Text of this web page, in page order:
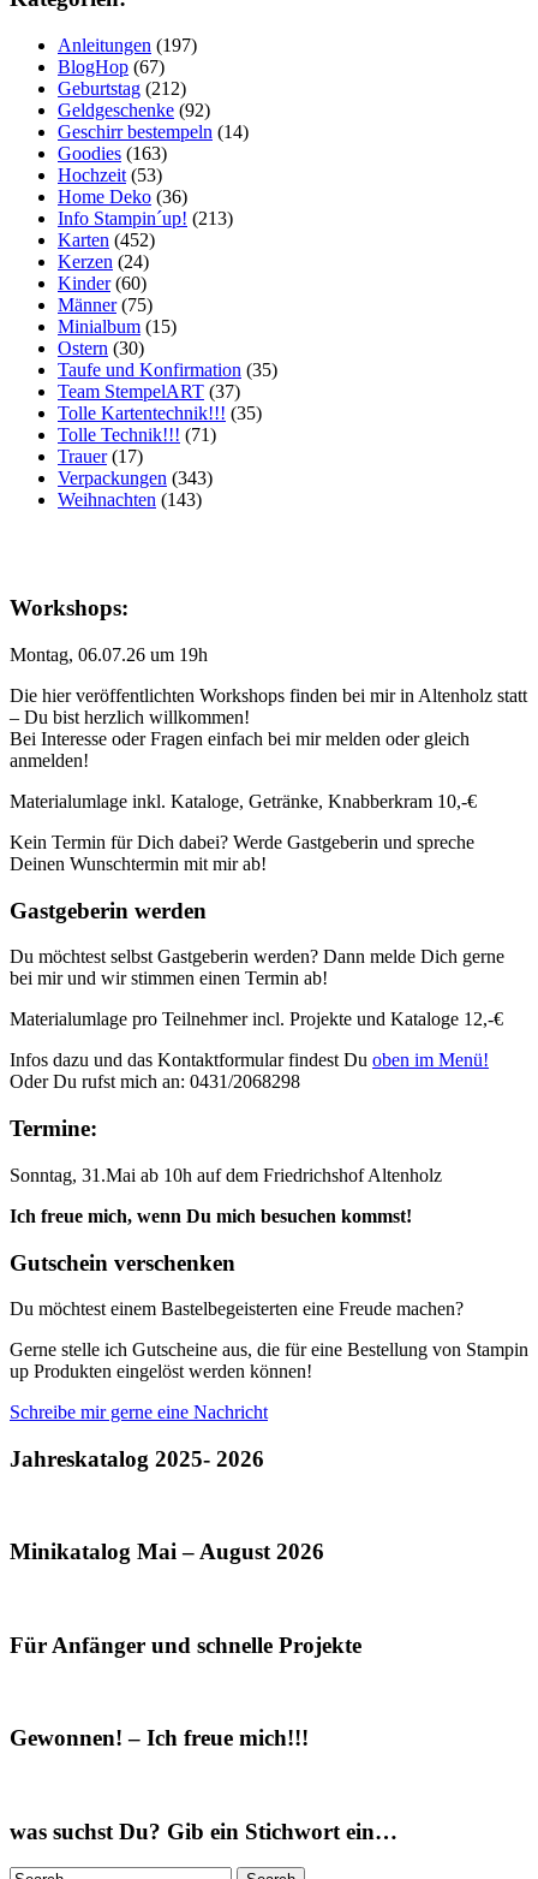
Anleitungen (197)
BlogHop (67)
Geburtstag (212)
Geldgeschenke (92)
Geschirr bestempeln (14)
Goodies (163)
Hochzeit (53)
Home Deko (36)
Info Stampin´up! (213)
Karten (452)
Kerzen (24)
Kinder(60)
Männer(75)
Minialbum (15)
Ostern (30)
Taufe und Konfirmation (35)
Team StempelART (37)
Tolle Kartentechnik!!! (35)
Tolle Technik!!! (71)
Trauer(17)
Verpackungen (343)
Weihnachten (143)
Workshops:
Montag, 06.07.26 um 19h
Die hier veröffentlichten Workshops finden bei mir in Altenholz statt
– Du bist herzlich willkommen!
Bei Interesse oder Fragen einfach bei mir melden oder gleich
anmelden!
Materialumlage inkl. Kataloge, Getränke, Knabberkram 10,-€
Kein Termin für Dich dabei? Werde Gastgeberin und spreche
Deinen Wunschtermin mit mir ab!
Gastgeberin werden
Du möchtest selbst Gastgeberin werden? Dann melde Dich gerne
bei mir und wir stimmen einen Termin ab!
Materialumlage pro Teilnehmer incl. Projekte und Kataloge 12,-€
Infos dazu und das Kontaktformular findest Du oben im Menü!
Oder Du rufst mich an: 0431/2068298
Termine:
Sonntag, 31.Mai ab 10h auf dem Friedrichshof Altenholz
Ich freue mich, wenn Du mich besuchen kommst!
Gutschein verschenken
Du möchtest einem Bastelbegeisterten eine Freude machen?
Gerne stelle ich Gutscheine aus, die für eine Bestellung von Stampin
up Produkten eingelöst werden können!
Schreibe mir gerne eine Nachricht
Jahreskatalog 2025- 2026
Minikatalog Mai – August 2026
Für Anfänger und schnelle Projekte
Gewonnen! – Ich freue mich!!!
was suchst Du? Gib ein Stichwort ein…